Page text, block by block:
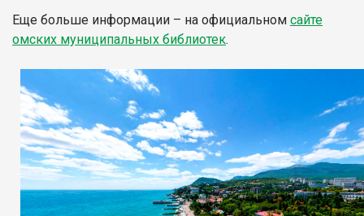
Еще больше информации – на официальном сайте
омских муниципальных библиотек.